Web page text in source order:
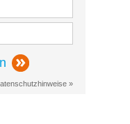
»